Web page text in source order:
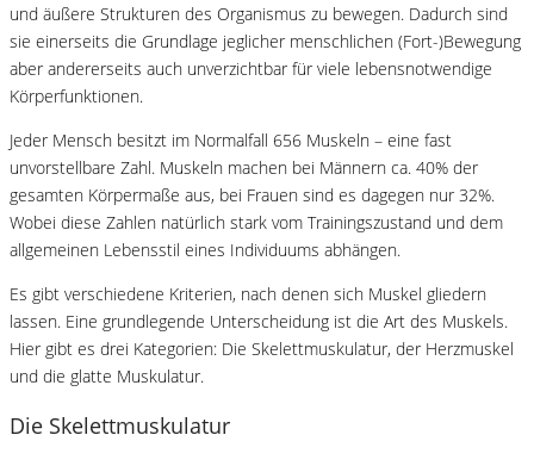
und äußere Strukturen des Organismus zu bewegen. Dadurch sind
sie einerseits die Grundlage jeglicher menschlichen (Fort-)Bewegung
aber andererseits auch unverzichtbar für viele lebensnotwendige
Körperfunktionen.
Jeder Mensch besitzt im Normalfall 656 Muskeln – eine fast
unvorstellbare Zahl. Muskeln machen bei Männern ca. 40% der
gesamten Körpermaße aus, bei Frauen sind es dagegen nur 32%.
Wobei diese Zahlen natürlich stark vom Trainingszustand und dem
allgemeinen Lebensstil eines Individuums abhängen.
Es gibt verschiedene Kriterien, nach denen sich Muskel gliedern
lassen. Eine grundlegende Unterscheidung ist die Art des Muskels.
Hier gibt es drei Kategorien: Die Skelettmuskulatur, der Herzmuskel
und die glatte Muskulatur.
Die Skelettmuskulatur